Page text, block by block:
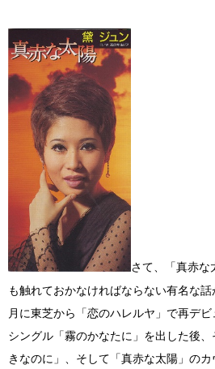
さて、「真赤な
も触れておかなければならない有名な
月に東芝から「恋のハレルヤ」で再デ
シングル「霧のかなたに」を出した後
きなのに」、そして「真赤な太陽」の